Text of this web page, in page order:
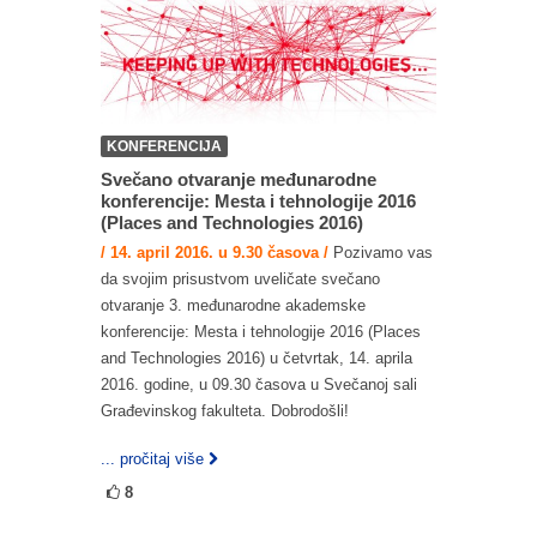
KONFERENCIJA
Svečano otvaranje međunarodne
konferencije: Mesta i tehnologije 2016
(Places and Technologies 2016)
/ 14. april 2016. u 9.30 časova / Pozivamo vas
da svojim prisustvom uveličate svečano
otvaranje 3. međunarodne akademske
konferencije: Mesta i tehnologije 2016 (Places
and Technologies 2016) u četvrtak, 14. aprila
2016. godine, u 09.30 časova u Svečanoj sali
Građevinskog fakulteta. Dobrodošli!
... pročitaj više
8